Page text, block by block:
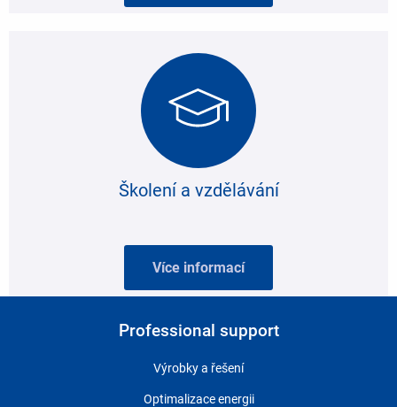
Školení a vzdělávání
Více informací
Professional support
Výrobky a řešení
Optimalizace energii